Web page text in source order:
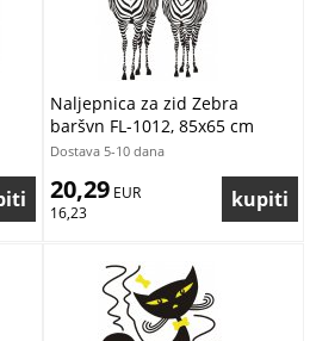
Naljepnica za zid Zebra
baršvn FL-1012, 85x65 cm
Dostava 5-10 dana
20,29 EUR
16,23